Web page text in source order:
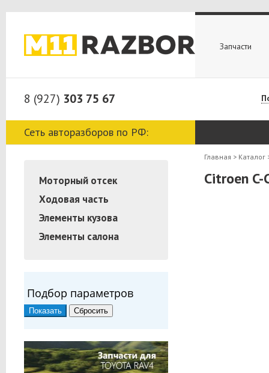
Запчасти
8 (927) 303 75 67
Сеть авторазборов по РФ:
Моторный отсек
Ходовая часть
Элементы кузова
Элементы салона
Подбор параметров
Главная > Каталог
Citroen